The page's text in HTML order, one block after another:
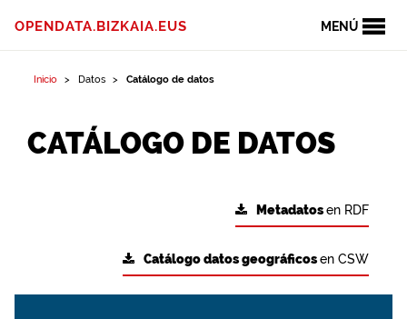
MENÚ
OPENDATA.BIZKAIA.EUS
Inicio Datos Catálogo de datos
CATÁLOGO DE DATOS
Metadatosen RDF
Catálogo datos geográficosen CSW